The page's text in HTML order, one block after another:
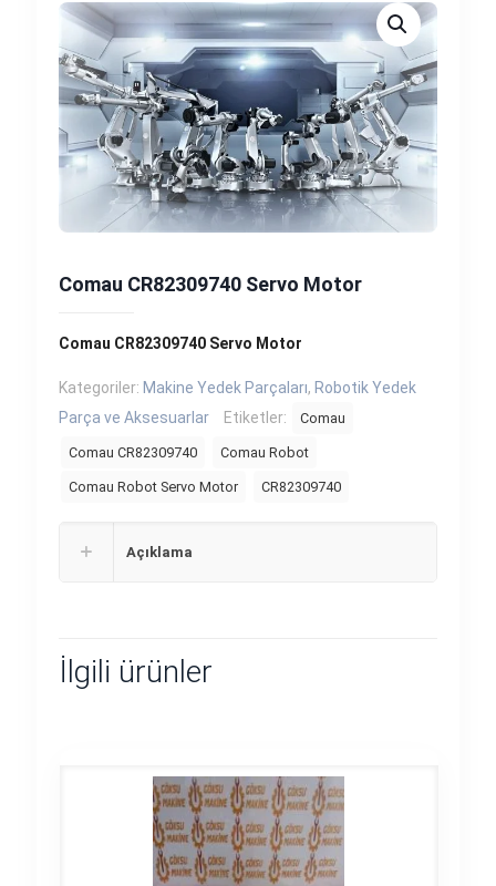
Comau CR82309740 Servo Motor
Comau CR82309740 Servo Motor
Kategoriler: Makine Yedek Parçaları, Robotik Yedek
Parça ve Aksesuarlar
Etiketler: Comau
Comau CR82309740 Comau Robot
Comau Robot Servo Motor CR82309740
Açıklama
İlgili ürünler